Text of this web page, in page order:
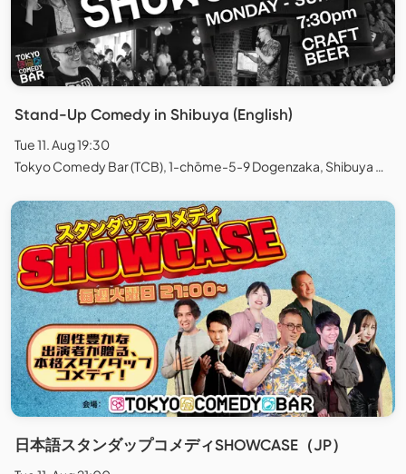
Stand-Up Comedy in Shibuya (English)
Tue 11. Aug 19:30
Tokyo Comedy Bar (TCB), 1-chōme-5-9 Dogenzaka, Shibuya City, Tokyo, Japan
日本語スタンダップコメディSHOWCASE（JP）